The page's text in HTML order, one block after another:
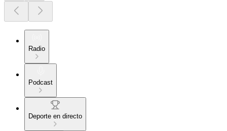
Radio
Podcast
Deporte en directo